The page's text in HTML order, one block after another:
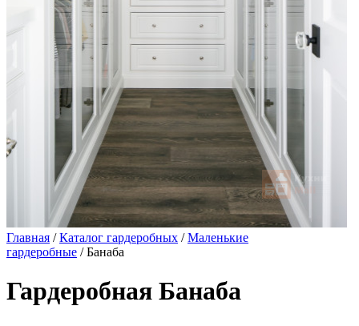
Главная /Каталог гардеробных /Маленькие
гардеробные / Банаба
Гардеробная Банаба